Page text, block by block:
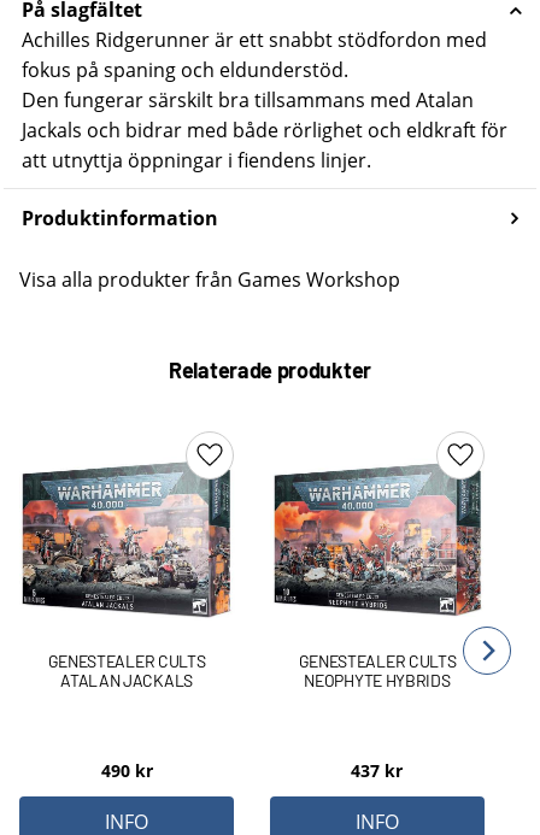
På slagfältet
Achilles Ridgerunner är ett snabbt stödfordon med
fokus på spaning och eldunderstöd.
Den fungerar särskilt bra tillsammans med Atalan
Jackals och bidrar med både rörlighet och eldkraft för
att utnyttja öppningar i fiendens linjer.
Produktinformation
Visa alla produkter från Games Workshop
Relaterade produkter
GENESTEALER CULTS
ATALAN JACKALS
490kr
Lägg till i favoriter
INFO
GENESTEALER CULTS
NEOPHYTE HYBRIDS
437 kr
Lägg till
INFO